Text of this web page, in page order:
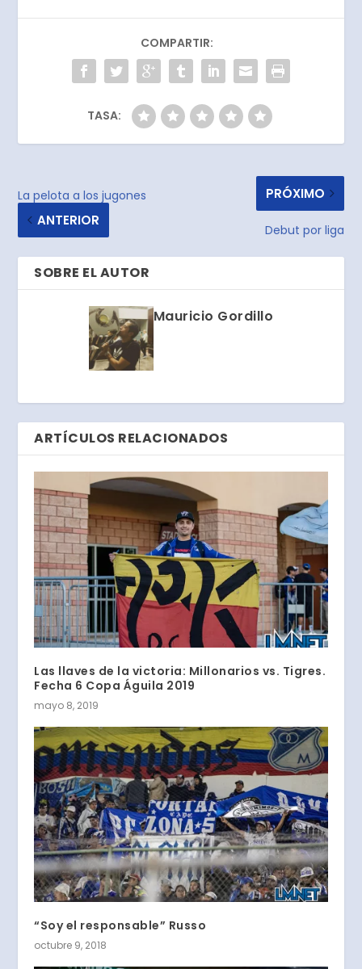
COMPARTIR:
TASA:
La pelota a los jugones
ANTERIOR
PRÓXIMO
Debut por liga
SOBRE EL AUTOR
Mauricio Gordillo
ARTÍCULOS RELACIONADOS
Las llaves de la victoria: Millonarios vs. Tigres.
Fecha 6 Copa Águila 2019
mayo 8, 2019
“Soy el responsable” Russo
octubre 9, 2018